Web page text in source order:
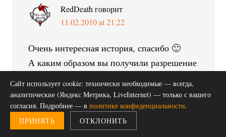
RedDeath говорит
11.02.2010 at 21:22
Очень интересная история, спасибо 🙂
А каким образом вы получили разрешение
Сайт использует cookie: технически необходимые — всегда,
аналитические (Яндекс Метрика, LiveInternet) — только с вашего
согласия. Подробнее — в политике конфиденциальности.
ПРИНЯТЬ
ОТКЛОНИТЬ